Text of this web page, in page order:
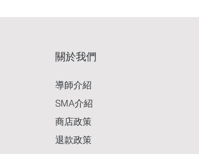
關於我們
導師介紹
SMA介紹
商店政策
退款政策